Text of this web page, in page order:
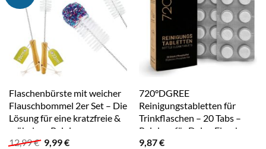
Flaschenbürste mit weicher
Flauschbommel 2er Set – Die
Lösung für eine kratzfreie &
mühelose Reinigung von
Sodastream Babyflaschen
12,99€ Ursprünglicher
9,99€Aktueller
720°DGREE
Reinigungstabletten für
Trinkflaschen – 20 Tabs –
Reiniger für Deine Flasche
Einfach & Hygienisch –
9,87€